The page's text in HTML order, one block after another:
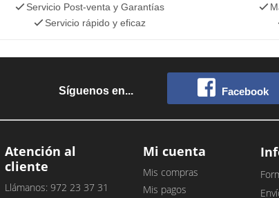
Servicio Post-venta y Garantías
Servicio rápido y eficaz
Síguenos en... Facebook
Atención al
cliente
Llámanos: 972 23 37 31
Mi cuenta
Mis compras
Mis pagos